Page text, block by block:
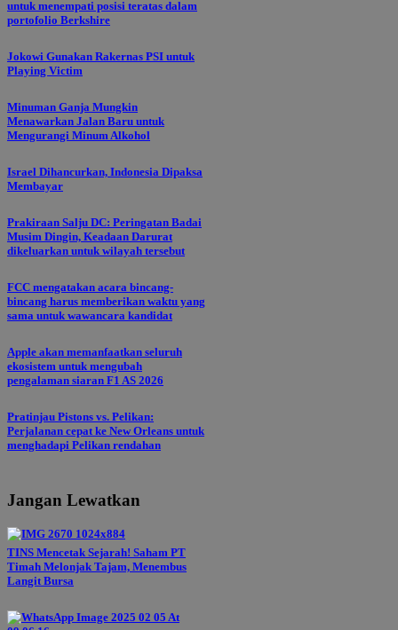
untuk menempati posisi teratas dalam
portofolio Berkshire
Jokowi Gunakan Rakernas PSI untuk
Playing Victim
Minuman Ganja Mungkin
Menawarkan Jalan Baru untuk
Mengurangi Minum Alkohol
Israel Dihancurkan, Indonesia Dipaksa
Membayar
Prakiraan Salju DC: Peringatan Badai
Musim Dingin, Keadaan Darurat
dikeluarkan untuk wilayah tersebut
FCC mengatakan acara bincang-
bincang harus memberikan waktu yang
sama untuk wawancara kandidat
Apple akan memanfaatkan seluruh
ekosistem untuk mengubah
pengalaman siaran F1 AS 2026
Pratinjau Pistons vs. Pelikan:
Perjalanan cepat ke New Orleans untuk
menghadapi Pelikan rendahan
Jangan Lewatkan
TINS Mencetak Sejarah! Saham PT
Timah Melonjak Tajam, Menembus
Langit Bursa